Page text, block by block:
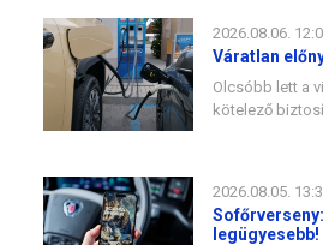
2026.08.06.
Váratlan
Olcsóbb lett a
kötelező
2026.08.05.
legügyesebb!